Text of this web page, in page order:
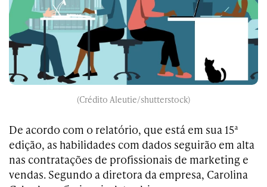
(Crédito Aleutie/shutterstock)
De acordo com o relatório, que está em sua 15ª
edição, as habilidades com dados seguirão em alta
nas contratações de profissionais de marketing e
vendas. Segundo a diretora da empresa, Carolina